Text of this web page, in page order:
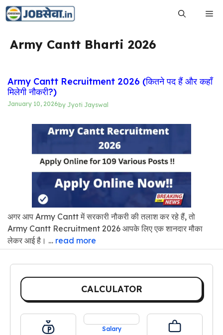
Skip
Army Cantt Bharti 2026
Army Cantt Recruitment 2026 (कितने पद हैं और कहाँ
मिलेगी नौकरी?)
January 10, 2026 by Jyoti Jayswal
अगर आप Army Cantt में सरकारी नौकरी की तलाश कर रहे हैं, तो
Army Cantt Recruitment 2026 आपके लिए एक शानदार मौका
लेकर आई है। … read more
CALCULATOR
Salary